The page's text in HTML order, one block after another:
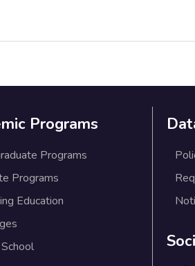
Programs
Programs
Programs
Education